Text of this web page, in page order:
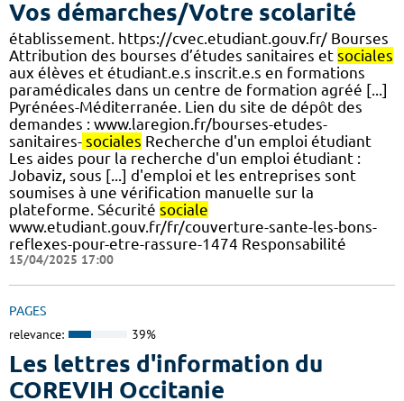
Vos démarches/Votre scolarité
établissement. https://cvec.etudiant.gouv.fr/ Bourses
Attribution des bourses d’études sanitaires et sociales
aux élèves et étudiant.e.s inscrit.e.s en formations
paramédicales dans un centre de formation agréé [...]
Pyrénées-Méditerranée. Lien du site de dépôt des
demandes : www.laregion.fr/bourses-etudes-
sanitaires- sociales Recherche d'un emploi étudiant
Les aides pour la recherche d'un emploi étudiant :
Jobaviz, sous [...] d'emploi et les entreprises sont
soumises à une vérification manuelle sur la
plateforme. Sécurité sociale
www.etudiant.gouv.fr/fr/couverture-sante-les-bons-
reflexes-pour-etre-rassure-1474 Responsabilité
15/04/2025 17:00
PAGES
relevance: 39%
Les lettres d'information du
COREVIH Occitanie